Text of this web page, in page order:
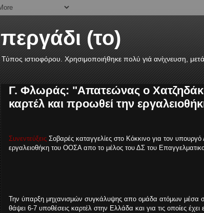
περγάδι (το)
Τύπος ιστιοφόρου. Χρησιμοποιήθηκε πολύ γιά ανίχνευση,
Γ. Φλωράς: "Απατεώνας ο
καρτέλ και προωθεί την
Συνεντεύξεις Σοβαρές καταγγελίες στο Κόκκινο για τον
εργαλειοθήκη του ΟΟΣΑ απο το μέλος του ΔΣ του
Την ύπαρξη μηχανισμών συγκάλυψης απο ομάδα ατόμων μέσα
θάψει 6-7 υποθέσεις καρτέλ στην Ελλάδα και για τις οποίες